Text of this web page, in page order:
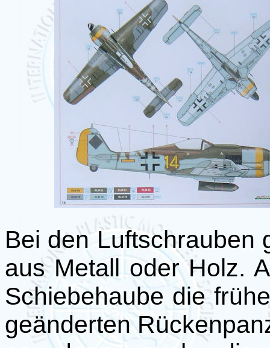
Bei den Luftschrauben
aus Metall oder Holz.
Schiebehaube die
geänderten